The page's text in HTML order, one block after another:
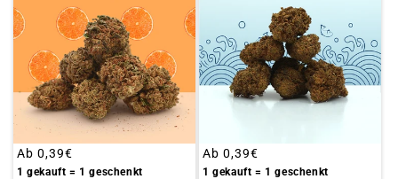
Üblicher
Preis
Ab 0,39€
1 gekauft = 1 geschenkt
Üblicher
Preis
Ab 0,39€
1 gekauft = 1 geschenkt